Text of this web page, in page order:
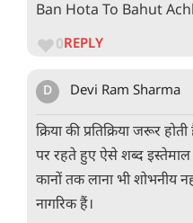
Ban Hota To Bahut
0REPLY
D Devi Ram Sharma
क्रिया की प्रतिक्रिया जरूर
पर रहते हुए ऐसे शब्द इस्तेमाल
कानों तक लाना भी शोभनीय
नागरिक हैं।